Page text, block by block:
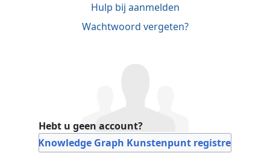
Hulp bij aanmelden
Wachtwoord vergeten?
Hebt u geen account?
Bij Knowledge Graph Kunstenpunt registreren